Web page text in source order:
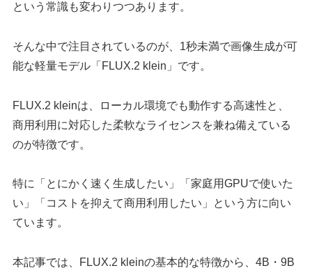
という常識も変わりつつあります。
そんな中で注目されているのが、1秒未満で画像生成が可
能な軽量モデル「FLUX.2 klein」です。
FLUX.2 kleinは、ローカル環境でも動作する高速性と、
商用利用に対応した柔軟なライセンスを兼ね備えている
のが特徴です。
特に「とにかく速く生成したい」「家庭用GPUで使いた
い」「コストを抑えて商用利用したい」という方に向い
ています。
本記事では、FLUX.2 kleinの基本的な特徴から、4B・9B